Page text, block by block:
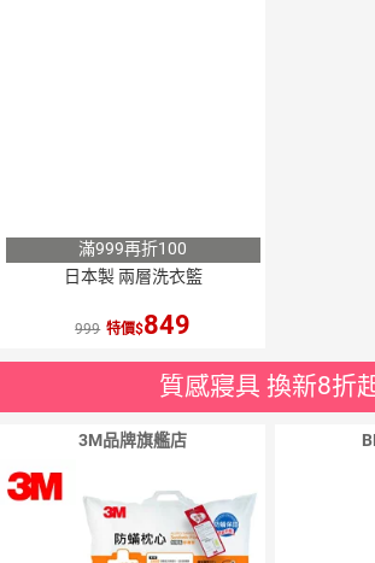
滿999再折100
日本製 兩層洗衣籃
999 特價 849
質感寢具 換新8折
3M品牌旗艦店